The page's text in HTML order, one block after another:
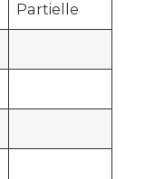
Partielle